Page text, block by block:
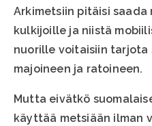
Arkimetsiin pitäisi
kulkijoille ja niistä
nuorille voitaisiin tarjota
majoineen ja ratoineen.
Mutta eivätkö
käyttää metsiään ilman